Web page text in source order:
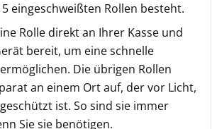
eingeschweißten Rollen besteht.
Rolle direkt an Ihrer Kasse und
bereit, um eine schnelle
Die übrigen Rollen
an einem Ort auf, der vor Licht,
ist. So sind sie immer
Sie sie benötigen.